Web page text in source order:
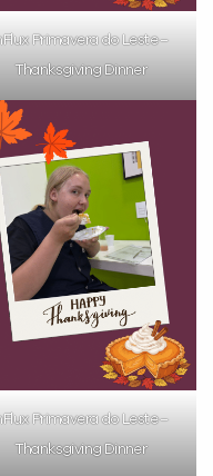
Primavera do Leste –
Thanksgiving Dinner
Primavera do Leste –
Thanksgiving Dinner